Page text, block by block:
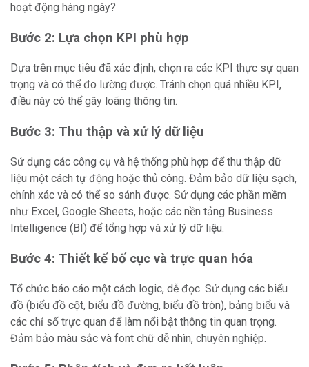
hoạt động hàng ngày?
Bước 2: Lựa chọn KPI phù hợp
Dựa trên mục tiêu đã xác định, chọn ra các KPI thực sự quan
trọng và có thể đo lường được. Tránh chọn quá nhiều KPI,
điều này có thể gây loãng thông tin.
Bước 3: Thu thập và xử lý dữ liệu
Sử dụng các công cụ và hệ thống phù hợp để thu thập dữ
liệu một cách tự động hoặc thủ công. Đảm bảo dữ liệu sạch,
chính xác và có thể so sánh được. Sử dụng các phần mềm
như Excel, Google Sheets, hoặc các nền tảng Business
Intelligence (BI) để tổng hợp và xử lý dữ liệu.
Bước 4: Thiết kế bố cục và trực quan hóa
Tổ chức báo cáo một cách logic, dễ đọc. Sử dụng các biểu
đồ (biểu đồ cột, biểu đồ đường, biểu đồ tròn), bảng biểu và
các chỉ số trực quan để làm nổi bật thông tin quan trọng.
Đảm bảo màu sắc và font chữ dễ nhìn, chuyên nghiệp.